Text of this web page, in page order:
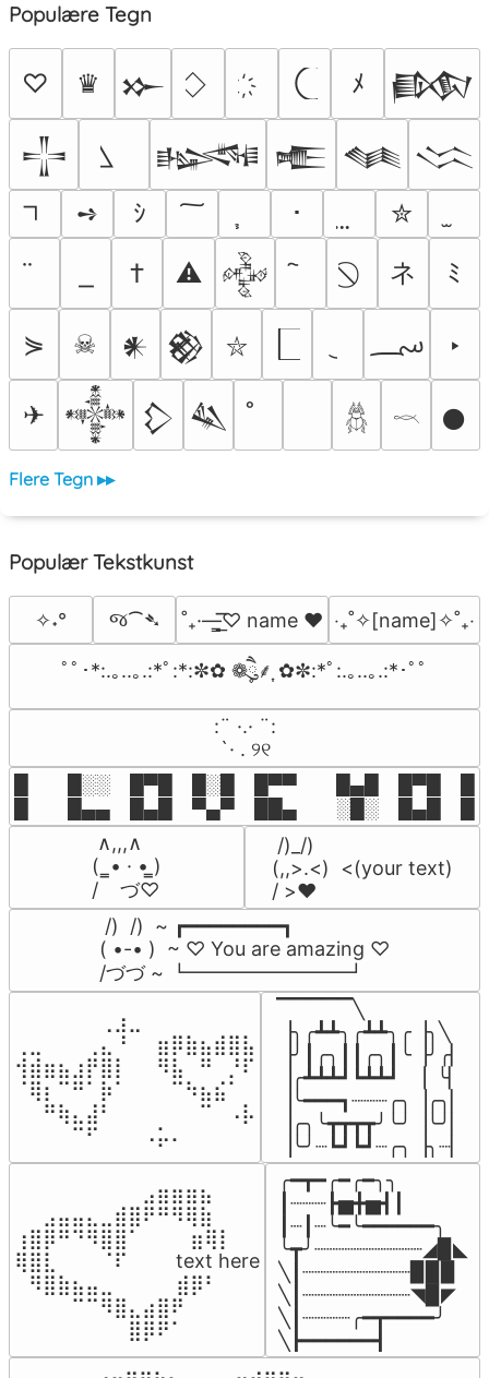
Populære Tegn
♡ ♛ 𒁍 ﾒ 𒁃
𒋲 𒈙 𒍫 𒈝 𒈱
➺
ｼ ･
✮
†
⚠ 𒅒 ネ ﾐ
⋟ ☠ 𒀭 𒆙 ⛥ ؄ ‣
✈ 𒀱 𒁷 𒈑 𓆣 𓎖 𒊹
Flere Tegn ▸▸
Populær Tekstkunst
✧˖° જ⁀➴ ˚₊·—̳͟͞͞♡ name ♥️ ‎‧₊˚✧[name]✧˚₊‧
ﾟﾟ･*:.｡..｡.:*ﾟ:*:✼✿ ❁ཻུ۪۪⸙͎ ✿✼:*ﾟ:.｡..｡.:*･ﾟﾟ
⠀:¨ ·.· ¨:⠀
⠀ `· . ୨୧⠀
█  █░░ █▀█ █░█ █▀▀  █▄█ █▀█
█  █▄▄ █▄█ ▀▄▀ ██▄  ░█░ █▄█
∧,,,∧
(  ̳• · • ̳)
/    づ♡
/)_/)
(,,>.<)  <(your text)
/ >❤️
/)  /)  ~ ┏━━━━━━━━┓
( •-• )  ~ ♡ You are amazing ♡
/づづ ~ ┗━━━━━━━━┛
⠀⠀⠀⠀⠀⠀⢀⣰⣀⠀⠀⠀⠀⠀⠀⠀⠀
⢀⣀⠀⠀⠀⢀⣄⠘⠀⠀⣶⡿⣷⣦⣾⣿⣧
⢺⣾⣶⣦⣰⡟⣿⡇⠀⠀⠻⣧⠀⠛⠀⡘⠏
⠈⢿⡆⠉⠛⠁⡷⠁⠀⠀⠀⠉⠳⣦⣮⠁⠀
⠀⠀⠛⢷⣄⣼⠃⠀⠀⠀⠀⠀⠀⠉⠀⠠⡧
⠀⠀⠀⠀⠉⠋⠀⠀⠀⠠⡥⠄⠀⠀⠀⠀⠀
▔▔▔▔▔╲
▕╮╭┻┻╮╭┻┻╮╭▕╮╲
▕╯┃╭╮┃┃╭╮┃╰▕╯╭▏
▕╭┻┻┻┛┗┻┻┛  ▕  ╰▏
▕╰━━━┓┈┈┈╭╮▕╭╮▏
▕╭╮╰┳┳┳┳╯╰╯▕╰╯▏
▕╰╯┈┗┛┗┛┈╭╮▕╮┈▏
⠀⠀⠀⠀⠀⠀⠀⠀⠀⣠⣶⣶⣶⣦⠀⠀
⠀⠀⣠⣤⣤⣄⣀⣾⣿⠟⠛⠻⢿⣷⠀
⢰⣿⡿⠛⠙⠻⣿⣿⠁⠀⠀ ⠀⣶⢿⡇
⢿⣿⣇⠀⠀⠀⠈⠏⠀⠀⠀ text here
⠀⠻⣿⣷⣦⣤⣀⠀⠀⠀ ⠀⣾⡿⠃⠀
⠀⠀⠀⠀⠉⠉⠻⣿⣄⣴⣿⠟⠀⠀⠀
⠀⠀⠀⠀⠀⠀⠀⠀⣿⡿⠟⠁⠀⠀⠀
╭━┳━╭━╭━╮╮
┃┈┈┈┣▅╋▅┫┃
┃┈┃┈╰━╰━━━━━━╮
╰┳╯┈┈┈┈┈┈┈┈┈◢▉◣
╲┃┈┈┈┈┈┈┈┈┈▉▉▉
╲┃┈┈┈┈┈┈┈┈┈◥▉◤
╲┃┈┈┈┈╭━┳━━━━╯
╲┣━━━━━━┫﻿